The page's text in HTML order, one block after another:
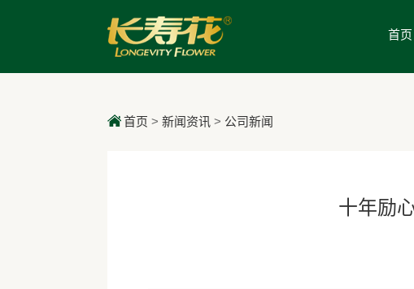
首页
首页 > 新闻资讯 > 公司新闻
十年励